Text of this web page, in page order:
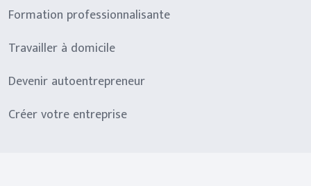
Formation professionnalisante
Travailler à domicile
Devenir autoentrepreneur
Créer votre entreprise